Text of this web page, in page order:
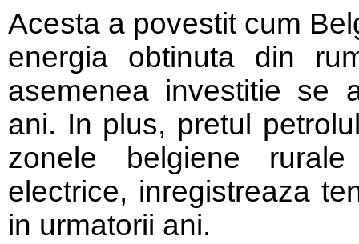
Acesta a povestit cum
energia obtinuta din
asemenea investitie se
ani. In plus, pretul
zonele belgiene
electrice, inregistreaza
in urmatorii ani.